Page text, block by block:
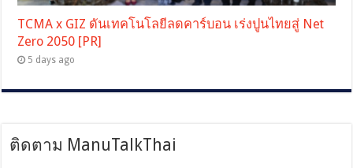
TCMA x GIZ ดันเทคโนโลยีลดคาร์บอน เร่งปูนไทยสู่ Net
Zero 2050 [PR]
5 days ago
ติดตาม ManuTalkThai